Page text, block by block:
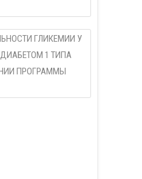
ГЛИКЕМИИ У
1 ТИПА
ПРОГРАММЫ